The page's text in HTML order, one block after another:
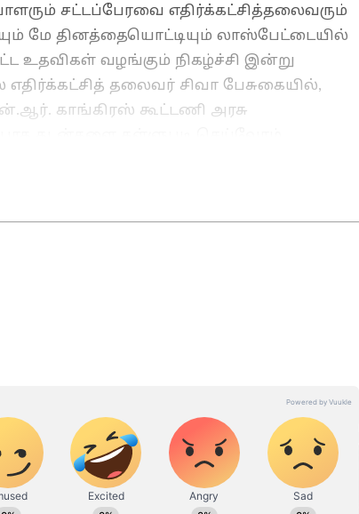
சட்டப்பேரவை எதிர்க்கட்சித்தலைவரும்
மே தினத்தையொட்டியும் லாஸ்பேட்டையில்
உதவிகள் வழங்கும் நிகழ்ச்சி இன்று
தலைவர் சிவா பேசுகையில்,
காங்கிரஸ் கூட்டணி அரசு
மில்களை திறந்து இயக்குவோம் உள்ளிட்ட